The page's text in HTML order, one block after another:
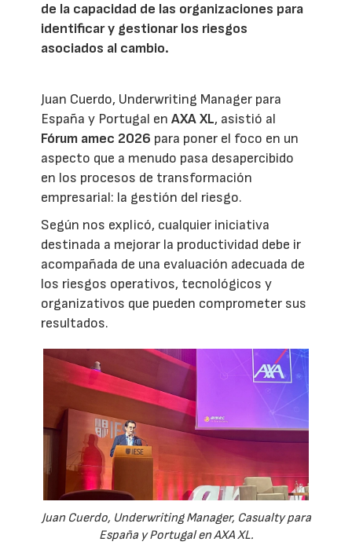
de la capacidad de las organizaciones para
identificar y gestionar los riesgos
asociados al cambio.
Juan Cuerdo, Underwriting Manager para
España y Portugal enAXA XL, asistió al
Fórum amec 2026 para poner el foco en un
aspecto que a menudo pasa desapercibido
en los procesos de transformación
empresarial: la gestión del riesgo.
Según nos explicó, cualquier iniciativa
destinada a mejorar la productividad debe ir
acompañada de una evaluación adecuada de
los riesgos operativos, tecnológicos y
organizativos que pueden comprometer sus
resultados.
Juan Cuerdo, Underwriting Manager, Casualty para
España y Portugal en AXA XL.